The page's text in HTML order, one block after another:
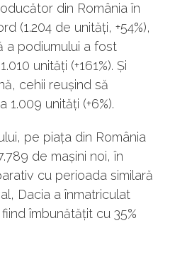
din România în
(1.204 de unități, +54%),
a podiumului a fost
unități (+161%). Și
cehii reușind să
1.009 unități (+6%).
pe piața din România
de mașini noi, în
cu perioada similară
Dacia a înmatriculat
îmbunătățit cu 35%